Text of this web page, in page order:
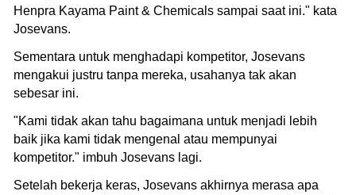
Henpra Kayama Paint & Chemicals sampai saat ini." kata
Josevans.
Sementara untuk menghadapi kompetitor, Josevans
mengakui justru tanpa mereka, usahanya tak akan
sebesar ini.
"Kami tidak akan tahu bagaimana untuk menjadi lebih
baik jika kami tidak mengenal atau mempunyai
kompetitor." imbuh Josevans lagi.
Setelah bekerja keras, Josevans akhirnya merasa apa